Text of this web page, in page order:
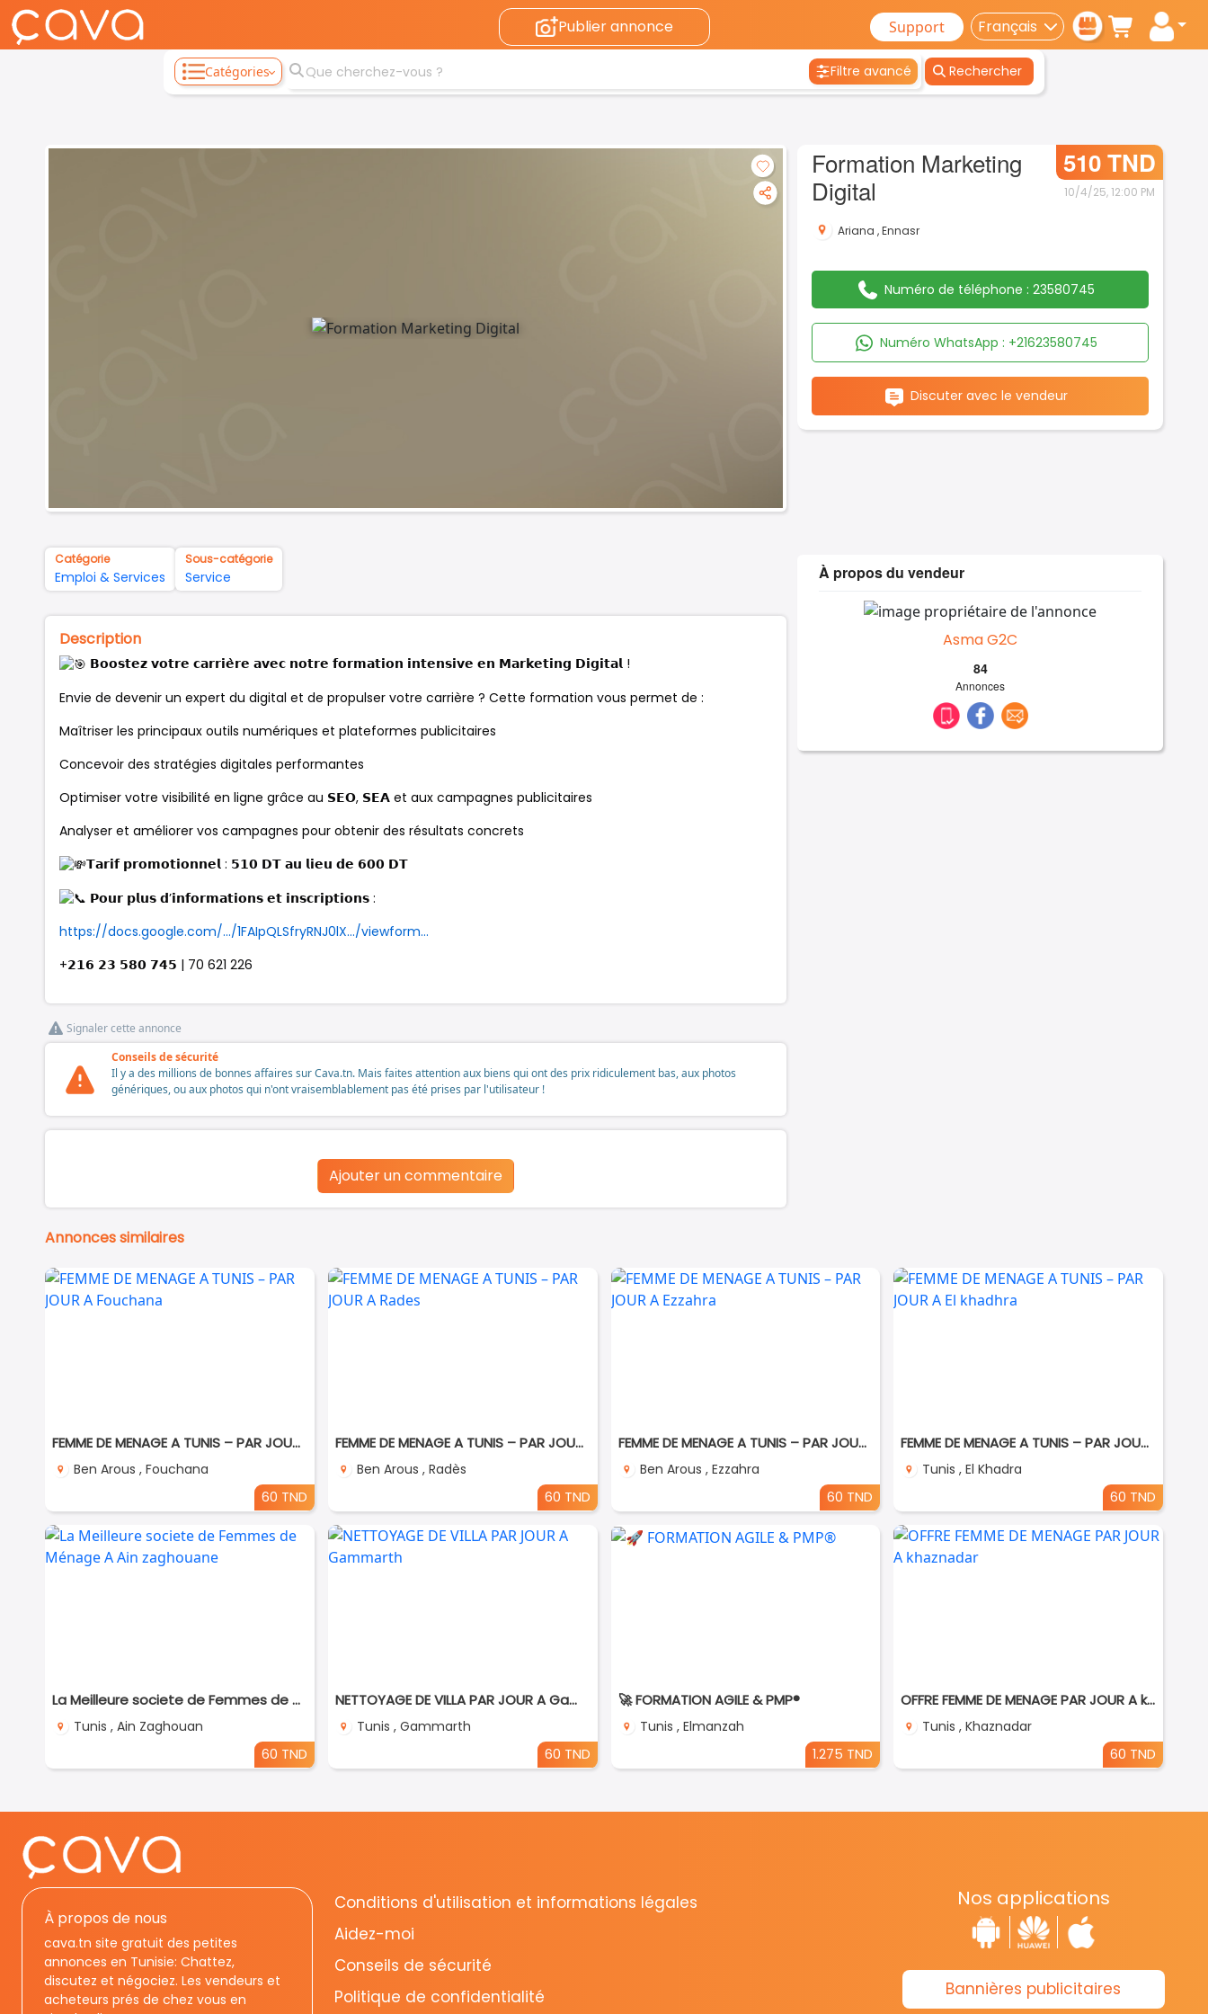
Publier annonce Support
Catégories Filtre avancé Rechercher
Formation Marketing
Digital
510 TND
10/4/25, 12:00 PM
Ariana ,Ennasr
Numéro de téléphone :23580745
Numéro WhatsApp : +21623580745
Discuter avec le vendeur
Catégorie
Emploi & Services
Sous-catégorie
Service
Description
𝗕𝗼𝗼𝘀𝘁𝗲𝘇 𝘃𝗼𝘁𝗿𝗲 𝗰𝗮𝗿𝗿𝗶𝗲̀𝗿𝗲 𝗮𝘃𝗲𝗰 𝗻𝗼𝘁𝗿𝗲 𝗳𝗼𝗿𝗺𝗮𝘁𝗶𝗼𝗻 𝗶𝗻𝘁𝗲𝗻𝘀𝗶𝘃𝗲 𝗲𝗻 𝗠𝗮𝗿𝗸𝗲𝘁𝗶𝗻𝗴 𝗗𝗶𝗴𝗶𝘁𝗮𝗹 !
Envie de devenir un expert du digital et de propulser votre carrière ? Cette formation vous permet de :
Maîtriser les principaux outils numériques et plateformes publicitaires
Concevoir des stratégies digitales performantes
Optimiser votre visibilité en ligne grâce au 𝗦𝗘𝗢, 𝗦𝗘𝗔 et aux campagnes publicitaires
Analyser et améliorer vos campagnes pour obtenir des résultats concrets
𝗧𝗮𝗿𝗶𝗳 𝗽𝗿𝗼𝗺𝗼𝘁𝗶𝗼𝗻𝗻𝗲𝗹 : 𝟱𝟭𝟬 𝗗𝗧 𝗮𝘂 𝗹𝗶𝗲𝘂 𝗱𝗲 𝟲𝟬𝟬 𝗗𝗧
𝗣𝗼𝘂𝗿 𝗽𝗹𝘂𝘀 𝗱’𝗶𝗻𝗳𝗼𝗿𝗺𝗮𝘁𝗶𝗼𝗻𝘀 𝗲𝘁 𝗶𝗻𝘀𝗰𝗿𝗶𝗽𝘁𝗶𝗼𝗻𝘀 :
https://docs.google.com/.../1FAIpQLSfryRNJ0lX.../viewform...
+𝟮𝟭𝟲 𝟮𝟯 𝟱𝟴𝟬 𝟳𝟰𝟱 | 70 621 226
Signaler cette annonce
Conseils de sécurité
Il y a des millions de bonnes affaires sur Cava.tn. Mais faites attention aux biens qui ont des prix ridiculement bas, aux photos
génériques, ou aux photos qui n'ont vraisemblablement pas été prises par l'utilisateur !
Ajouter un commentaire
À propos du vendeur
Asma G2C
84
Annonces
Annonces similaires
FEMME DE MENAGE A TUNIS – PAR JOUR A Fouchana
Ben Arous , Fouchana
60 TND
FEMME DE MENAGE A TUNIS – PAR JOUR A Rades
Ben Arous , Radès
60 TND
FEMME DE MENAGE A TUNIS – PAR JOUR A Ezzahra
Ben Arous , Ezzahra
60 TND
FEMME DE MENAGE A TUNIS – PAR JOUR A El khadhra
Tunis , El Khadra
60 TND
La Meilleure societe de Femmes de Ménage A Ain zaghouane
Tunis , Ain Zaghouan
60 TND
NETTOYAGE DE VILLA PAR JOUR A Gammarth
Tunis , Gammarth
60 TND
🚀 FORMATION AGILE & PMP®
Tunis , Elmanzah
1.275 TND
OFFRE FEMME DE MENAGE PAR JOUR A khaznadar
Tunis , Khaznadar
60 TND
À propos de nous
cava.tn site gratuit des petites
annonces en Tunisie: Chattez,
discutez et négociez. Les vendeurs et
acheteurs prés de chez vous en
Conditions d'utilisation et informations légales
Aidez-moi
Conseils de sécurité
Politique de confidentialité
Nos applications
Bannières publicitaires